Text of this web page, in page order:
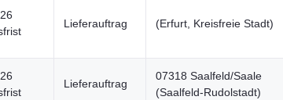
Lieferauftrag (Erfurt, Kreisfreie Stadt)
Lieferauftrag
07318 Saalfeld/Saale
(Saalfeld-Rudolstadt)